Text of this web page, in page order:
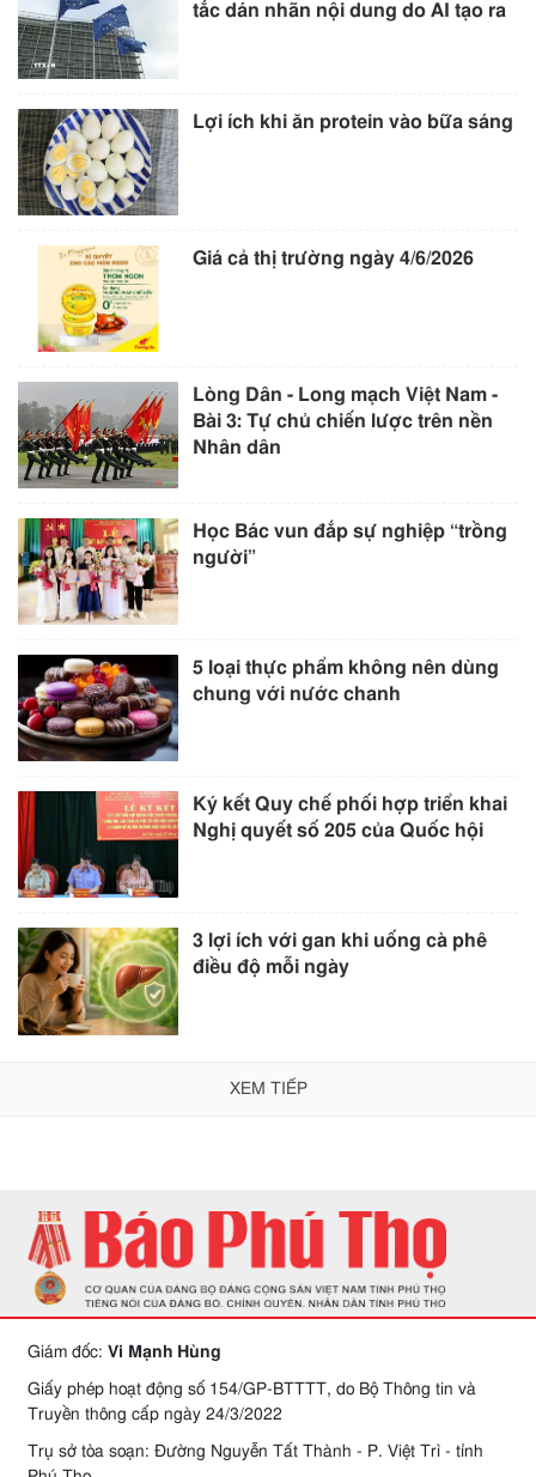
tắc dán nhãn nội dung do AI tạo ra
Lợi ích khi ăn protein vào bữa sáng
Giá cả thị trường ngày 4/6/2026
Lòng Dân - Long mạch Việt Nam -
Bài 3: Tự chủ chiến lược trên nền
Nhân dân
Học Bác vun đắp sự nghiệp “trồng
người”
5 loại thực phẩm không nên dùng
chung với nước chanh
Ký kết Quy chế phối hợp triển khai
Nghị quyết số 205 của Quốc hội
3 lợi ích với gan khi uống cà phê
điều độ mỗi ngày
XEM TIẾP
Giám đốc: Vi Mạnh Hùng
Giấy phép hoạt động số 154/GP-BTTTT, do Bộ Thông tin và
Truyền thông cấp ngày 24/3/2022
Trụ sở tòa soạn: Đường Nguyễn Tất Thành - P. Việt Trì - tỉnh